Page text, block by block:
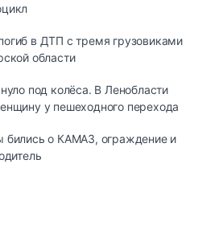
в ДТП с тремя грузовиками
области
под колёса. В Ленобласти
у пешеходного перехода
бились о КАМАЗ, ограждение и